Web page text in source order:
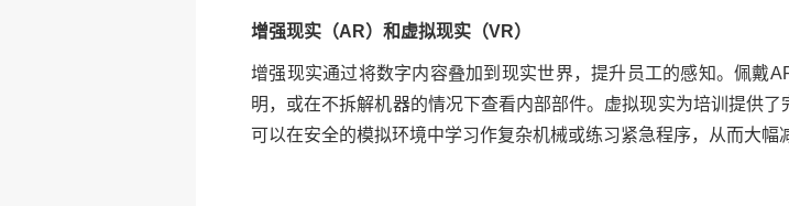
增强现实（AR）和虚拟现实（VR）
增强现实通过将数字内容叠加到现实世界，提升员工的感知。佩戴
明，或在不拆解机器的情况下查看内部部件。虚拟现实为培训提供
可以在安全的模拟环境中学习作复杂机械或练习紧急程序，从而大幅